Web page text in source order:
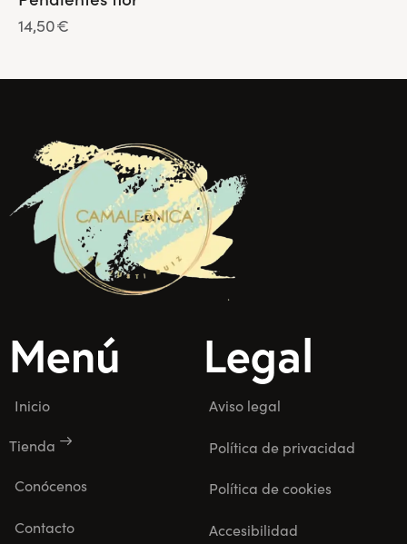
14,50€
Menú
Inicio
Tienda
Conócenos
Contacto
Legal
Aviso legal
Política de privacidad
Política de cookies
Accesibilidad